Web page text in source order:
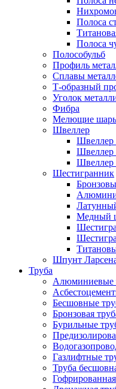
Полоса
Полоса
Полособульб
Профиль
Сплавы
Т-образный
Уголок
Фибра
Мелющие
Швеллер
Швеллер
Шестигранник
Медный
Шпунт
Труба
Алюминиевые
Бесшовные
Бронзовая
Бурильные
Газлифтные
Труба